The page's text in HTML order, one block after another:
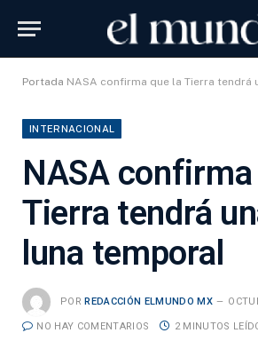
Portada NASA confirma que la Tierra tendrá
INTERNACIONAL
NASA confirma
Tierra tendrá
luna temporal
POR REDACCIÓN ELMUNDO MX
NO HAY COMENTARIOS 2 MINUTOS